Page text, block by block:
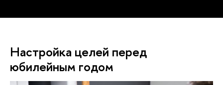
Настройка целей перед
юбилейным годом